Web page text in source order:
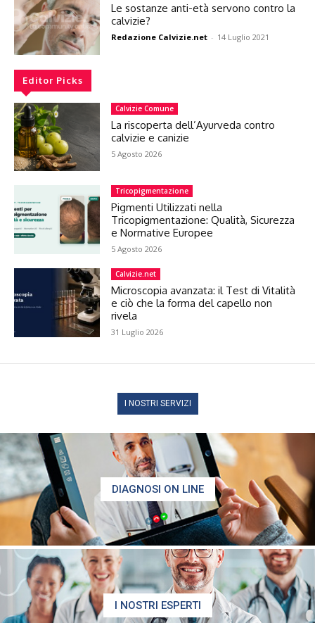
Le sostanze anti-età servono contro la
calvizie?
Redazione Calvizie.net - 14 Luglio 2021
Editor Picks
Calvizie Comune
La riscoperta dell’Ayurveda contro
calvizie e canizie
5 Agosto 2026
Tricopigmentazione
Pigmenti Utilizzati nella
Tricopigmentazione: Qualità, Sicurezza
e Normative Europee
5 Agosto 2026
Calvizie.net
Microscopia avanzata: il Test di Vitalità
e ciò che la forma del capello non
rivela
31 Luglio 2026
I NOSTRI SERVIZI
DIAGNOSI ON LINE
I NOSTRI ESPERTI